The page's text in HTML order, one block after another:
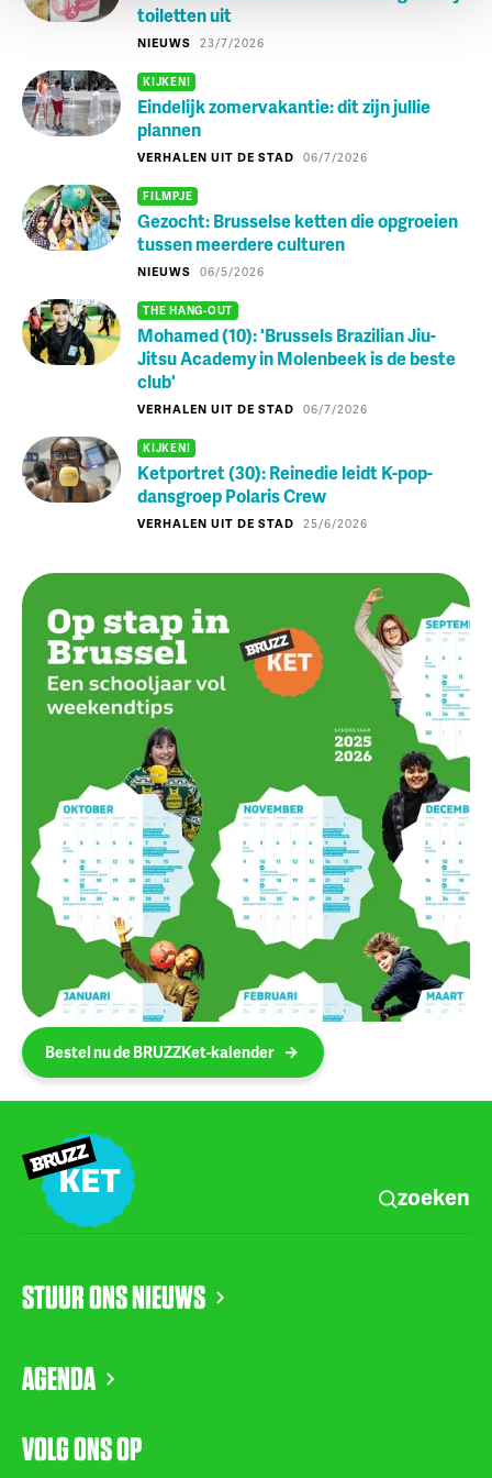
toiletten uit
NIEUWS 23/7/2026
KIJKEN!
Eindelijk zomervakantie: dit zijn jullie
plannen
VERHALEN UIT DE STAD 06/7/2026
FILMPJE
Gezocht: Brusselse ketten die opgroeien
tussen meerdere culturen
NIEUWS 06/5/2026
THE HANG-OUT
Mohamed (10): 'Brussels Brazilian Jiu-
Jitsu Academy in Molenbeek is de beste
club'
VERHALEN UIT DE STAD 06/7/2026
KIJKEN!
Ketportret (30): Reinedie leidt K-pop-
dansgroep Polaris Crew
VERHALEN UIT DE STAD 25/6/2026
Bestel nu de BRUZZKet-kalender
zoeken
STUUR ONS NIEUWS
AGENDA
VOLG ONS OP